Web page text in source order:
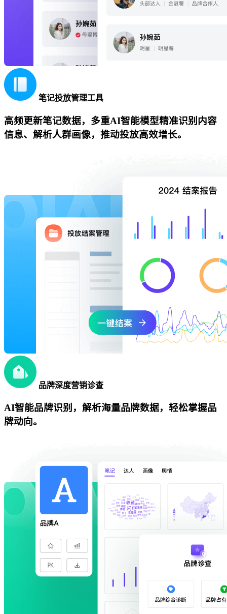
笔记投放管理工具
高频更新笔记数据，多重AI智能模型精准识别内容
信息、解析人群画像，推动投放高效增长。
品牌深度营销诊查
AI智能品牌识别，解析海量品牌数据，轻松掌握品
牌动向。